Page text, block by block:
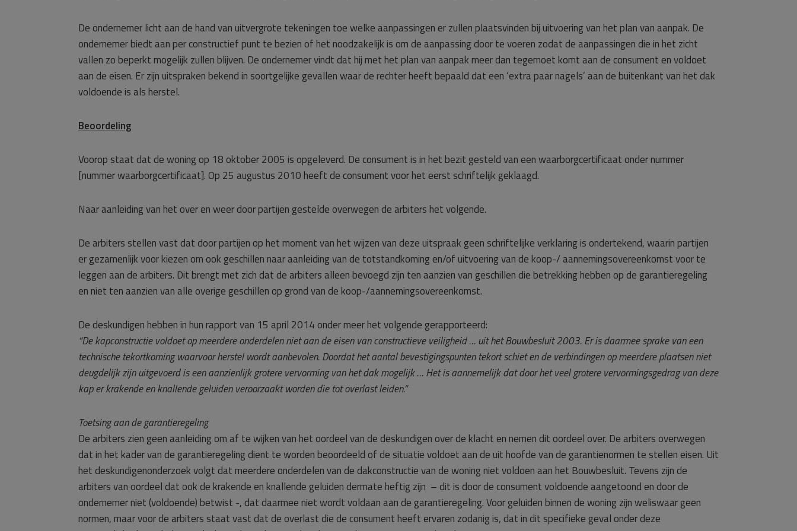
De ondernemer licht aan de hand van uitvergrote tekeningen toe welke aanpassingen er zullen plaatsvinden bij uitvoering van het plan van aanpak. De
ondernemer biedt aan per constructief punt te bezien of het noodzakelijk is om de aanpassing door te voeren zodat de aanpassingen die in het zicht
vallen zo beperkt mogelijk zullen blijven. De ondernemer vindt dat hij met het plan van aanpak meer dan tegemoet komt aan de consument en voldoet
aan de eisen. Er zijn uitspraken bekend in soortgelijke gevallen waar de rechter heeft bepaald dat een ‘extra paar nagels’ aan de buitenkant van het dak
voldoende is als herstel.
Beoordeling
Voorop staat dat de woning op 18 oktober 2005 is opgeleverd. De consument is in het bezit gesteld van een waarborgcertificaat onder nummer
[nummer waarborgcertificaat]. Op 25 augustus 2010 heeft de consument voor het eerst schriftelijk geklaagd.
Naar aanleiding van het over en weer door partijen gestelde overwegen de arbiters het volgende.
De arbiters stellen vast dat door partijen op het moment van het wijzen van deze uitspraak geen schriftelijke verklaring is ondertekend, waarin partijen
er gezamenlijk voor kiezen om ook geschillen naar aanleiding van de totstandkoming en/of uitvoering van de koop-/ aannemingsovereenkomst voor te
leggen aan de arbiters. Dit brengt met zich dat de arbiters alleen bevoegd zijn ten aanzien van geschillen die betrekking hebben op de garantieregeling
en niet ten aanzien van alle overige geschillen op grond van de koop-/aannemingsovereenkomst.
De deskundigen hebben in hun rapport van 15 april 2014 onder meer het volgende gerapporteerd:
“De kapconstructie voldoet op meerdere onderdelen niet aan de eisen van constructieve veiligheid … uit het Bouwbesluit 2003. Er is daarmee sprake van een
technische tekortkoming waarvoor herstel wordt aanbevolen. Doordat het aantal bevestigingspunten tekort schiet en de verbindingen op meerdere plaatsen niet
deugdelijk zijn uitgevoerd is een aanzienlijk grotere vervorming van het dak mogelijk … Het is aannemelijk dat door het veel grotere vervormingsgedrag van deze
kap er krakende en knallende geluiden veroorzaakt worden die tot overlast leiden.”
Toetsing aan de garantieregeling
De arbiters zien geen aanleiding om af te wijken van het oordeel van de deskundigen over de klacht en nemen dit oordeel over. De arbiters overwegen
dat in het kader van de garantieregeling dient te worden beoordeeld of de situatie voldoet aan de uit hoofde van de garantienormen te stellen eisen. Uit
het deskundigenonderzoek volgt dat meerdere onderdelen van de dakconstructie van de woning niet voldoen aan het Bouwbesluit. Tevens zijn de
arbiters van oordeel dat ook de krakende en knallende geluiden dermate heftig zijn – dit is door de consument voldoende aangetoond en door de
ondernemer niet (voldoende) betwist -, dat daarmee niet wordt voldaan aan de garantieregeling. Voor geluiden binnen de woning zijn weliswaar geen
normen, maar voor de arbiters staat vast dat de overlast die de consument heeft ervaren zodanig is, dat in dit specifieke geval onder deze